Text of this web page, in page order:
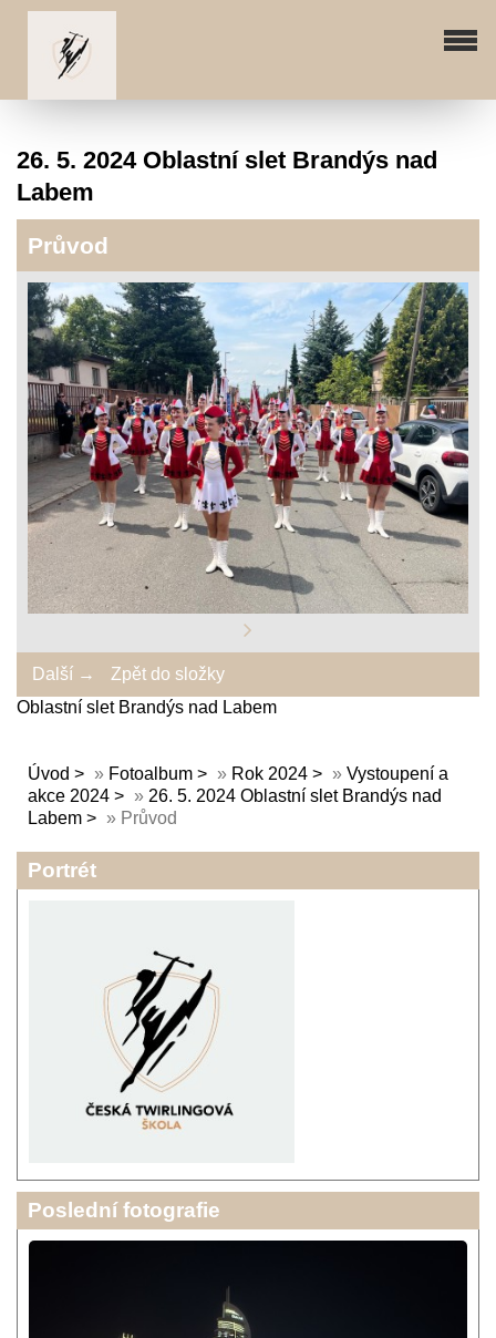
26. 5. 2024 Oblastní slet Brandýs nad
Labem
Průvod
Další →
Zpět do složky
Oblastní slet Brandýs nad Labem
Úvod » Fotoalbum » Rok 2024 » Vystoupení a
akce 2024
» 26. 5. 2024 Oblastní slet Brandýs nad
Labem
» Průvod
Portrét
Poslední fotografie